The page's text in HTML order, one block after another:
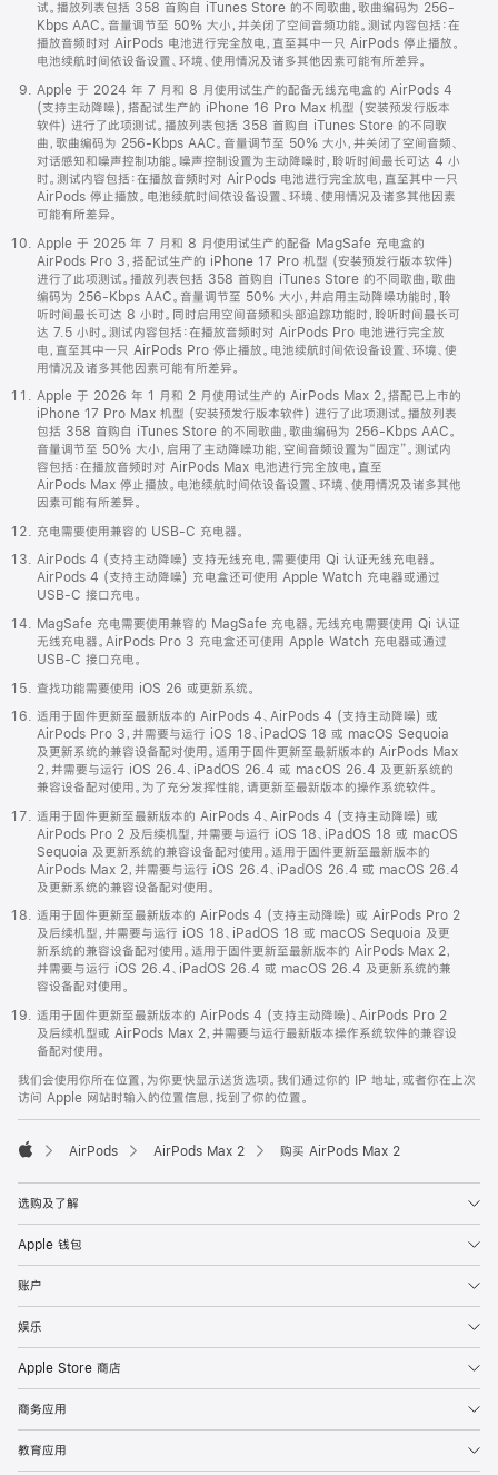
试。播放列表包括 358 首购自 iTunes Store 的不同歌曲，歌曲编码为 256-
Kbps AAC。音量调节至 50% 大小，并关闭了空间音频功能。测试内容包括：在
播放音频时对 AirPods 电池进行完全放电，直至其中一只 AirPods 停止播放。
电池续航时间依设备设置、环境、使用情况及诸多其他因素可能有所差异。
Apple 于 2024 年 7 月和 8 月使用试生产的配备无线充电盒的 AirPods 4
(支持主动降噪)，搭配试生产的 iPhone 16 Pro Max 机型 (安装预发行版本
软件) 进行了此项测试。播放列表包括 358 首购自 iTunes Store 的不同歌
曲，歌曲编码为 256-Kbps AAC。音量调节至 50% 大小，并关闭了空间音频、
对话感知和噪声控制功能。噪声控制设置为主动降噪时，聆听时间最长可达 4 小
时。测试内容包括：在播放音频时对 AirPods 电池进行完全放电，直至其中一只
AirPods 停止播放。电池续航时间依设备设置、环境、使用情况及诸多其他因素
可能有所差异。
Apple 于 2025 年 7 月和 8 月使用试生产的配备 MagSafe 充电盒的
AirPods Pro 3，搭配试生产的 iPhone 17 Pro 机型 (安装预发行版本软件)
进行了此项测试。播放列表包括 358 首购自 iTunes Store 的不同歌曲，歌曲
编码为 256-Kbps AAC。音量调节至 50% 大小，并启用主动降噪功能时，聆
听时间最长可达 8 小时。同时启用空间音频和头部追踪功能时，聆听时间最长可
达 7.5 小时。测试内容包括：在播放音频时对 AirPods Pro 电池进行完全放
电，直至其中一只 AirPods Pro 停止播放。电池续航时间依设备设置、环境、使
用情况及诸多其他因素可能有所差异。
Apple 于 2026 年 1 月和 2 月使用试生产的 AirPods Max 2，搭配已上市的
iPhone 17 Pro Max 机型 (安装预发行版本软件) 进行了此项测试。播放列表
包括 358 首购自 iTunes Store 的不同歌曲，歌曲编码为 256-Kbps AAC。
音量调节至 50% 大小，启用了主动降噪功能，空间音频设置为“固定”。测试内
容包括：在播放音频时对 AirPods Max 电池进行完全放电，直至
AirPods Max 停止播放。电池续航时间依设备设置、环境、使用情况及诸多其他
因素可能有所差异。
充电需要使用兼容的 USB-C 充电器。
AirPods 4 (支持主动降噪) 支持无线充电，需要使用 Qi 认证无线充电器。
AirPods 4 (支持主动降噪) 充电盒还可使用 Apple Watch 充电器或通过
USB-C 接口充电。
MagSafe 充电需要使用兼容的 MagSafe 充电器。无线充电需要使用 Qi 认证
无线充电器。AirPods Pro 3 充电盒还可使用 Apple Watch 充电器或通过
USB-C 接口充电。
查找功能需要使用 iOS 26 或更新系统。
适用于固件更新至最新版本的 AirPods 4、AirPods 4 (支持主动降噪) 或
AirPods Pro 3，并需要与运行 iOS 18、iPadOS 18 或 macOS Sequoia
及更新系统的兼容设备配对使用。适用于固件更新至最新版本的 AirPods Max
2，并需要与运行 iOS 26.4、iPadOS 26.4 或 macOS 26.4 及更新系统的
兼容设备配对使用。为了充分发挥性能，请更新至最新版本的操作系统软件。
适用于固件更新至最新版本的 AirPods 4、AirPods 4 (支持主动降噪) 或
AirPods Pro 2 及后续机型，并需要与运行 iOS 18、iPadOS 18 或 macOS
Sequoia 及更新系统的兼容设备配对使用。适用于固件更新至最新版本的
AirPods Max 2，并需要与运行 iOS 26.4、iPadOS 26.4 或 macOS 26.4
及更新系统的兼容设备配对使用。
适用于固件更新至最新版本的 AirPods 4 (支持主动降噪) 或 AirPods Pro 2
及后续机型，并需要与运行 iOS 18、iPadOS 18 或 macOS Sequoia 及更
新系统的兼容设备配对使用。适用于固件更新至最新版本的 AirPods Max 2，
并需要与运行 iOS 26.4、iPadOS 26.4 或 macOS 26.4 及更新系统的兼
容设备配对使用。
适用于固件更新至最新版本的 AirPods 4 (支持主动降噪)、AirPods Pro 2
及后续机型或 AirPods Max 2，并需要与运行最新版本操作系统软件的兼容设
备配对使用。
我们会使用你所在位置，为你更快显示送货选项。我们通过你的 IP 地址，或者你在上次
访问 Apple 网站时输入的位置信息，找到了你的位置。
AirPods AirPods Max 2 购买 AirPods Max 2
选购及了解
Apple 钱包
账户
娱乐
Apple Store 商店
商务应用
教育应用